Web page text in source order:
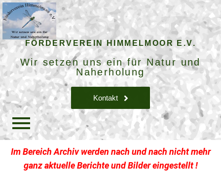
FÖRDERVEREIN HIMMELMOOR E.V.
Wir setzen uns ein für Natur und
Naherholung
Kontakt
Im Bereich Archiv werden nach und nach nicht mehr
ganz aktuelle Berichte und Bilder eingestellt !